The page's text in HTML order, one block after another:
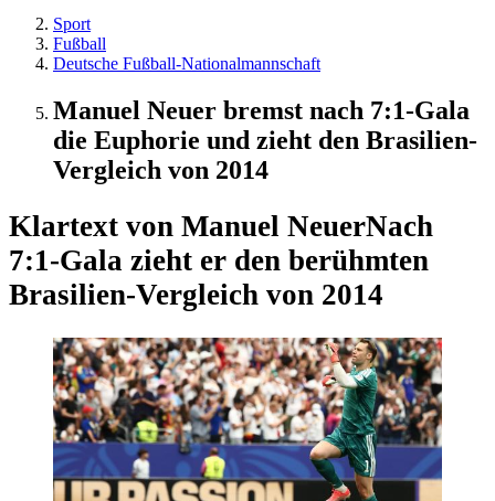
Sport
Fußball
Deutsche Fußball-Nationalmannschaft
Manuel Neuer bremst nach 7:1-Gala
die Euphorie und zieht den Brasilien-
Vergleich von 2014
Klartext von Manuel NeuerNach
7:1-Gala zieht er den berühmten
Brasilien-Vergleich von 2014